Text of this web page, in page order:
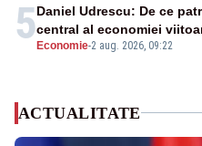
5Economie-2 aug. 2026, 09:22
Daniel Udrescu: De ce
central al economiei
ACTUALITATE